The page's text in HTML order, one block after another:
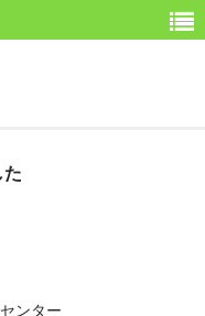
た
ンター